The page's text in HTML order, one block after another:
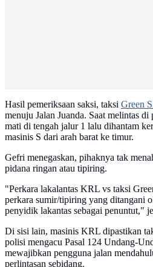
Hasil pemeriksaan saksi, taksi Green
menuju Jalan Juanda. Saat melintas
mati di tengah jalur 1 lalu dihantam
masinis S dari arah barat ke timur.
Gefri menegaskan, pihaknya tak
pidana ringan atau tipiring.
"Perkara lakalantas KRL vs taksi
perkara sumir/tipiring yang ditangani
penyidik lakantas sebagai penuntut,"
Di sisi lain, masinis KRL dipastikan
polisi mengacu Pasal 124 Undang-
mewajibkan pengguna jalan
perlintasan sebidang.